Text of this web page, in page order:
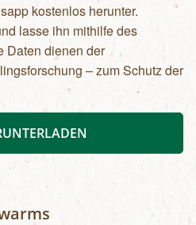
kostenlos herunter.
lasse ihn mithilfe des
Daten dienen der
– zum Schutz der